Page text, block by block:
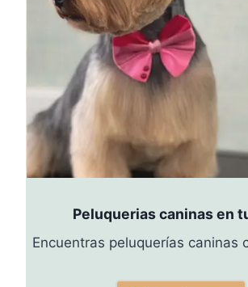
Peluquerias caninas en
Encuentras peluquerías caninas